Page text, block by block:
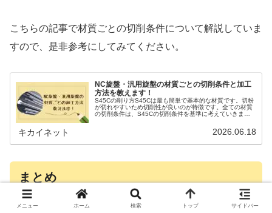
こちらの記事で材質ごとの切削条件について解説していま
すので、是非参考にしてみてください。
NC旋盤・汎用旋盤の材質ごとの切削条件と加工
方法を教えます！
S45Cの削り方S45Cは最も簡単で基本的な材質です。切粉
が切れやすいため切削性が良いのが特徴です。全ての材質
の切削条件は、S45Cの切削条件を基準に考えていきま
キカイネット 2026.06.18
まとめ
メニュー ホーム 検索 トップ サイドバー